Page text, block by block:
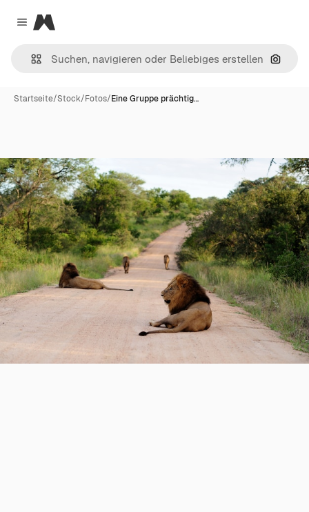
Close menu
Magnific
Nach
Startseite/Stock/Fotos/Eine Gruppe prächtig…